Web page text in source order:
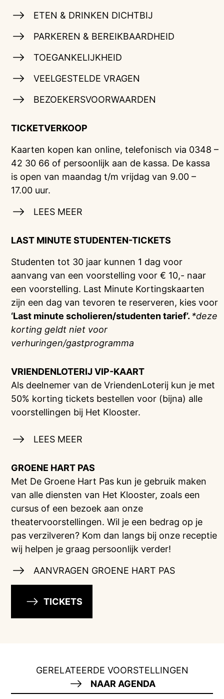
ETEN & DRINKEN DICHTBIJ
PARKEREN & BEREIKBAARDHEID
TOEGANKELIJKHEID
VEELGESTELDE VRAGEN
BEZOEKERSVOORWAARDEN
TICKETVERKOOP
Kaarten kopen kan online, telefonisch via 0348 –
42 30 66 of persoonlijk aan de kassa. De kassa
is open van maandag t/m vrijdag van 9.00 –
17.00 uur.
LEES MEER
LAST MINUTE STUDENTEN-TICKETS
Studenten tot 30 jaar kunnen 1 dag voor
aanvang van een voorstelling voor € 10,- naar
een voorstelling. Last Minute Kortingskaarten
zijn een dag van tevoren te reserveren, kies voor
‘Last minute scholieren/studenten tarief’. *deze
korting geldt niet voor
verhuringen/gastprogramma
VRIENDENLOTERIJVIP-KAART
Als deelnemer van de VriendenLoterij kun je met
50% korting tickets bestellen voor (bijna) alle
voorstellingen bij Het Klooster.
LEES MEER
GROENE HART PAS
Met De Groene Hart Pas kun je gebruik maken
van alle diensten van Het Klooster, zoals een
cursus of een bezoek aan onze
theatervoorstellingen. Wil je een bedrag op je
pas verzilveren? Kom dan langs bij onze receptie
wij helpen je graag persoonlijk verder!
AANVRAGEN GROENE HART PAS
TICKETS
GERELATEERDE VOORSTELLINGEN
NAAR AGENDA